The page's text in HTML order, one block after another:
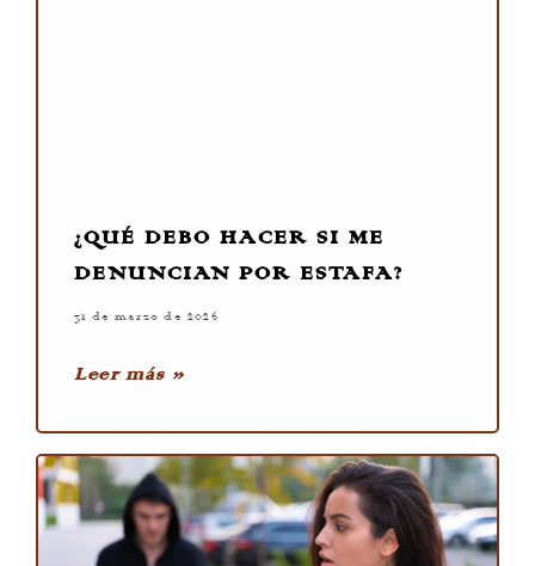
¿QUÉ DEBO HACER SI ME
DENUNCIAN POR ESTAFA?
31 de marzo de 2026
Leer más »